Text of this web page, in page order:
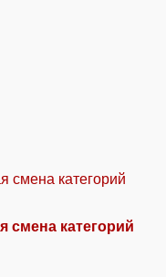
смена категорий